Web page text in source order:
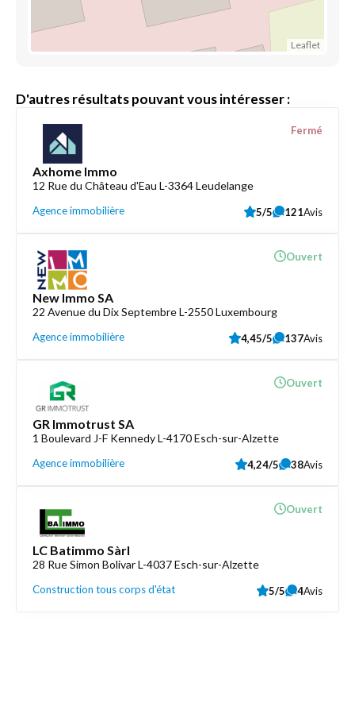
Leaflet
D'autres résultats pouvant vous intéresser :
Axhome Immo
12 Rue du Château d'Eau L-3364 Leudelange
Agence immobilière
Fermé
5/5 121Avis
New Immo SA
22 Avenue du Dix Septembre L-2550 Luxembourg
Agence immobilière
Ouvert
4,45/5 137Avis
GR Immotrust SA
1 Boulevard J-F Kennedy L-4170 Esch-sur-Alzette
Agence immobilière
Ouvert
4,24/5 38Avis
LC Batimmo Sàrl
28 Rue Simon Bolivar L-4037 Esch-sur-Alzette
Construction tous corps d'état
Ouvert
5/5 4Avis